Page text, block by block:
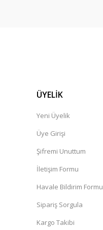
ÜYELİK
Yeni Üyelik
Üye Girişi
Şifremi Unuttum
İletişim Formu
Havale Bildirim Formu
Sipariş Sorgula
Kargo Takibi